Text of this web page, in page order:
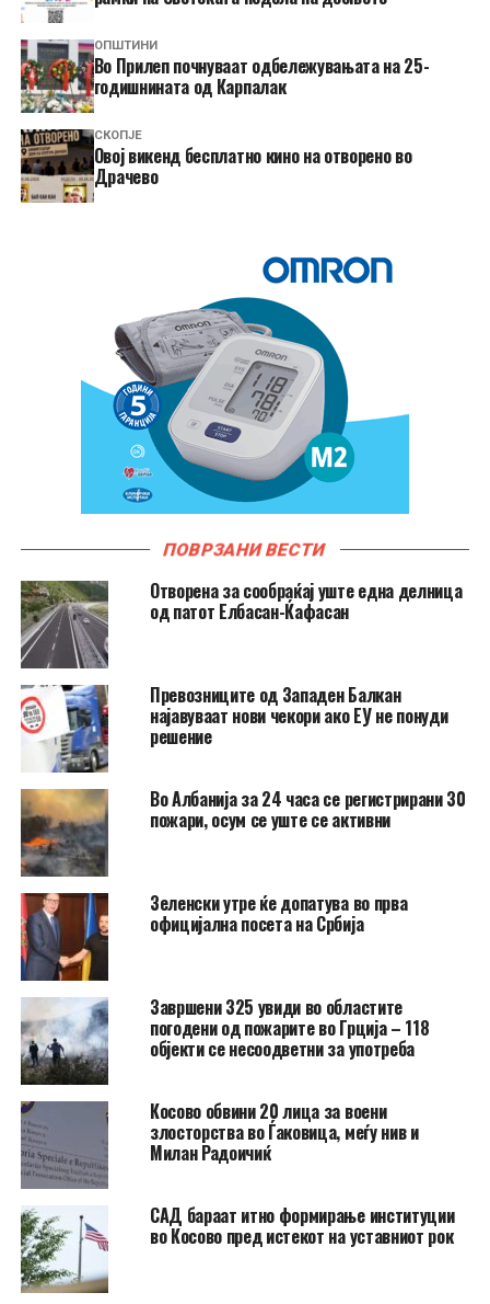
ОПШТИНИ
Во Прилеп почнуваат одбележувањата на 25-
годишнината од Карпалак
СКОПЈЕ
​Овој викенд бесплатно кино на отворено во
Драчево
ПОВРЗАНИ ВЕСТИ
Отворена за сообраќај уште една делница
од патот Елбасан-Ќафасан
Превозниците од Западен Балкан
најавуваат нови чекори ако ЕУ не понуди
решение
Во Албанија за 24 часа се регистрирани 30
пожари, осум се уште се активни
Зеленски утре ќе допатува во прва
официјална посета на Србија
Завршени 325 увиди во областите
погодени од пожарите во Грција – 118
објекти се несоодветни за употреба
Косово обвини 20 лица за воени
злосторства во Ѓаковица, меѓу нив и
Милан Радоичиќ
САД бараат итно формирање институции
во Косово пред истекот на уставниот рок